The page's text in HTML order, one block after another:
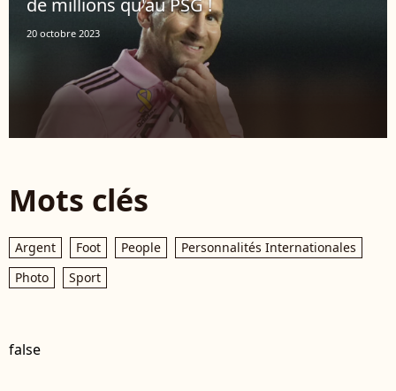
20 octobre 2023
Mots clés
Argent Foot People
Personnalités Internationales
Photo
Sport
false